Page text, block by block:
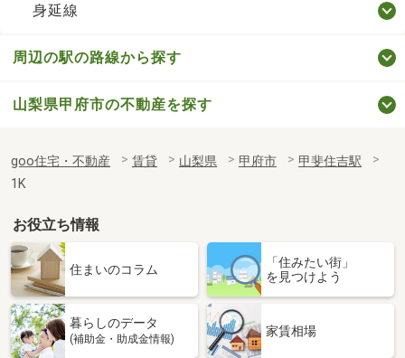
身延線
周辺の駅の路線から探す
山梨県甲府市の不動産を探す
goo住宅・不動産 賃貸 山梨県 甲府市
甲斐住吉駅
1K
お役立ち情報
住まいのコラム
「住みたい街」
を見つけよう
暮らしのデータ
(補助金・助成金情報)
家賃相場